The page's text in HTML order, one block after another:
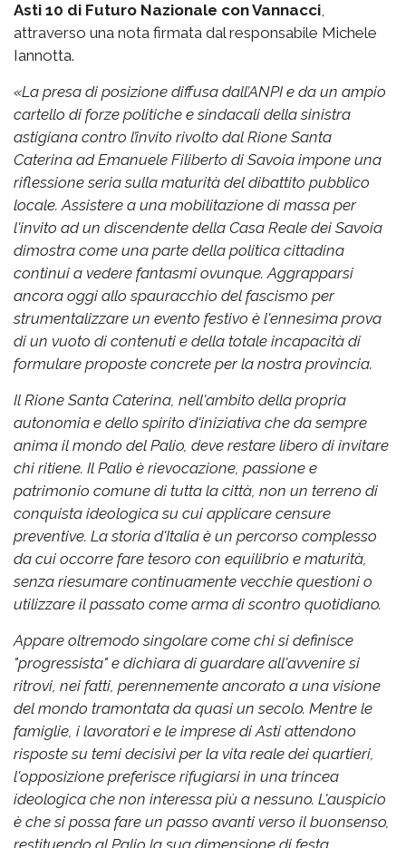
Asti 10 di Futuro Nazionale con Vannacci,
attraverso una nota firmata dal responsabile Michele
Iannotta.
«La presa di posizione diffusa dall’ANPI e da un ampio
cartello di forze politiche e sindacali della sinistra
astigiana contro l’invito rivolto dal Rione Santa
Caterina ad Emanuele Filiberto di Savoia impone una
riflessione seria sulla maturità del dibattito pubblico
locale. Assistere a una mobilitazione di massa per
l'invito ad un discendente della Casa Reale dei Savoia
dimostra come una parte della politica cittadina
continui a vedere fantasmi ovunque. Aggrapparsi
ancora oggi allo spauracchio del fascismo per
strumentalizzare un evento festivo è l'ennesima prova
di un vuoto di contenuti e della totale incapacità di
formulare proposte concrete per la nostra provincia.
Il Rione Santa Caterina, nell'ambito della propria
autonomia e dello spirito d'iniziativa che da sempre
anima il mondo del Palio, deve restare libero di invitare
chi ritiene. Il Palio è rievocazione, passione e
patrimonio comune di tutta la città, non un terreno di
conquista ideologica su cui applicare censure
preventive. La storia d'Italia è un percorso complesso
da cui occorre fare tesoro con equilibrio e maturità,
senza riesumare continuamente vecchie questioni o
utilizzare il passato come arma di scontro quotidiano.
Appare oltremodo singolare come chi si definisce
"progressista" e dichiara di guardare all'avvenire si
ritrovi, nei fatti, perennemente ancorato a una visione
del mondo tramontata da quasi un secolo. Mentre le
famiglie, i lavoratori e le imprese di Asti attendono
risposte su temi decisivi per la vita reale dei quartieri,
l'opposizione preferisce rifugiarsi in una trincea
ideologica che non interessa più a nessuno. L'auspicio
è che si possa fare un passo avanti verso il buonsenso,